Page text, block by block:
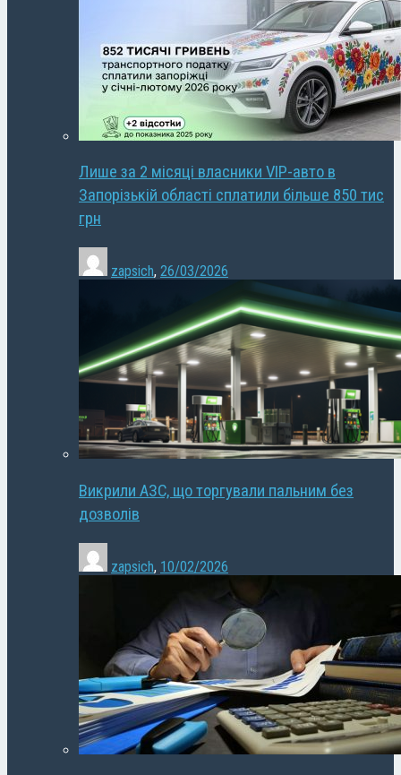
Лише за 2 місяці власники VIP-авто в
Запорізькій області сплатили більше 850 тис
грн
zapsich, 26/03/2026
Викрили АЗС, що торгували пальним без
дозволів
zapsich, 10/02/2026